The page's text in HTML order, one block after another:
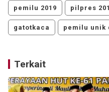
pemilu 2019 pilpres
gatotkaca pemilu unik
Terkait